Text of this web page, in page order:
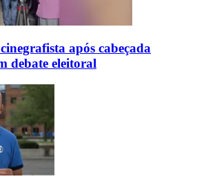
após cabeçada
debate eleitoral